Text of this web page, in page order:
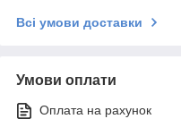
Всі умови доставки
Умови оплати
Оплата на рахунок